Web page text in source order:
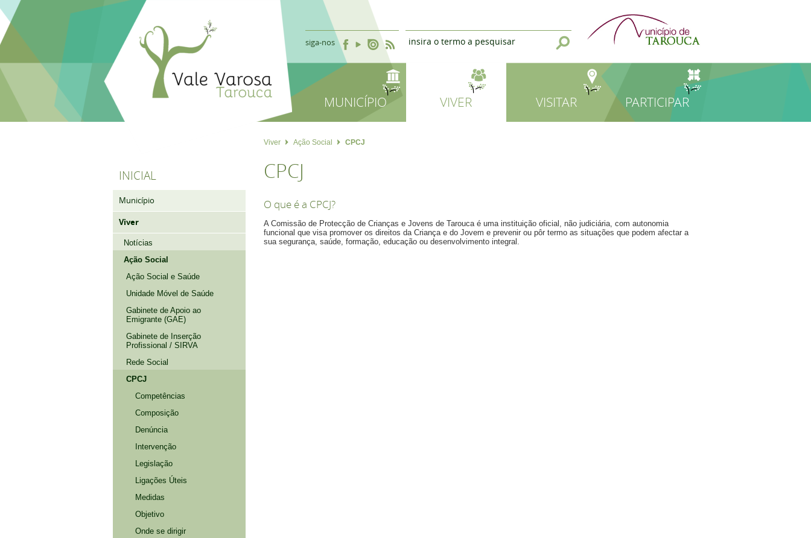
siga-nos
MUNICÍPIO VIVER VISITAR PARTICIPAR
INICIAL
Município
Viver
Notícias
Ação Social
Ação Social e Saúde
Unidade Móvel de Saúde
Gabinete de Apoio ao
Emigrante (GAE)
Gabinete de Inserção
Profissional / SIRVA
Rede Social
CPCJ
Competências
Composição
Denúncia
Intervenção
Legislação
Ligações Úteis
Medidas
Objetivo
Onde se dirigir
Viver Ação Social CPCJ
CPCJ
O que é a CPCJ?
A Comissão de Protecção de Crianças e Jovens de Tarouca é uma instituição oficial, não judiciária, com autonomia
funcional que visa promover os direitos da Criança e do Jovem e prevenir ou pôr termo as situações que podem afectar a
sua segurança, saúde, formação, educação ou desenvolvimento integral.